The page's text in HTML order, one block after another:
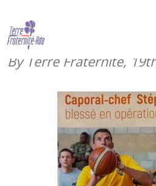
Le caporal-chef
Information
By Terre Fraternité,